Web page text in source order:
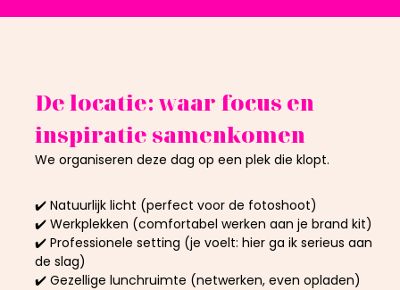
De locatie: waar focus en
inspiratie samenkomen
We organiseren deze dag op een plek die klopt.
✔️ Natuurlijk licht (perfect voor de fotoshoot)
✔️ Werkplekken (comfortabel werken aan je brand kit)
✔️ Professionele setting (je voelt: hier ga ik serieus aan
de slag)
✔️ Gezellige lunchruimte (netwerken, even opladen)